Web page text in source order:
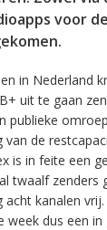
voor
in Nederland
uit te gaan
publieke
van de
is in feite een
twaalf zenders
kanalen
week dus een in